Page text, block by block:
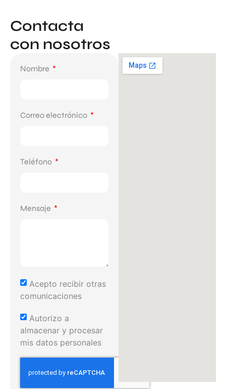
Contacta
con nosotros
Nombre
Correo electrónico
Teléfono
Mensaje
Acepto recibir otras
comunicaciones
Autorizo a
almacenar y procesar
mis datos personales